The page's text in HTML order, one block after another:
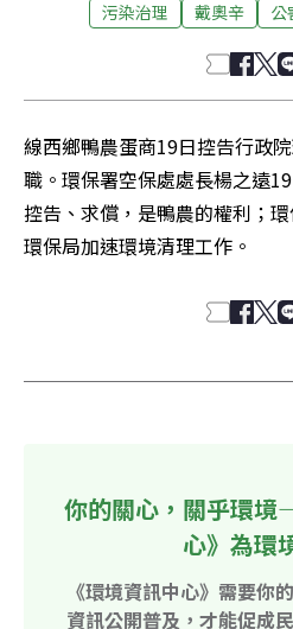
污染治理 戴奧辛 公
線西鄉鴨農蛋商19日控告行政
職。環保署空保處處長楊之遠
控告、求償，是鴨農的權利；
環保局加速環境清理工作。
你的關心，關乎環境
心》為環
《環境資訊中心》需要你
資訊公開普及，才能促成